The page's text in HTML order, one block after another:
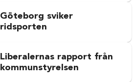
Göteborg sviker
ridsporten
Liberalernas rapport från
kommunstyrelsen